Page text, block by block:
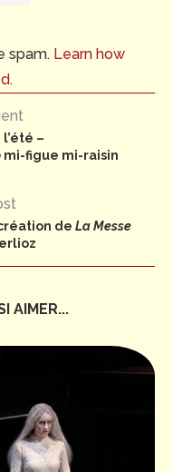
spam. Learn how
–
mi-figue mi-raisin
création de La Messe
AIMER...